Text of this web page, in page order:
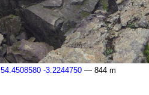
54.4508580 -3.2244750— 844 m